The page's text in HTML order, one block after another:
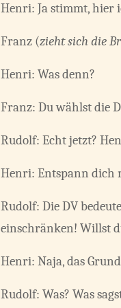
Henri: Ja stimmt, hier
Franz (zieht sich die
Henri: Was denn?
Franz: Du wählst die
Rudolf: Echt jetzt?
Henri: Entspann dich
Rudolf: Die DV
einschränken! Willst
Henri: Naja, das
Rudolf: Was? Was